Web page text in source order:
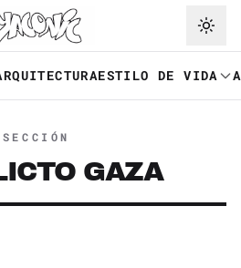
principal
ESTILO DE VIDA
SECCIÓN
GAZA